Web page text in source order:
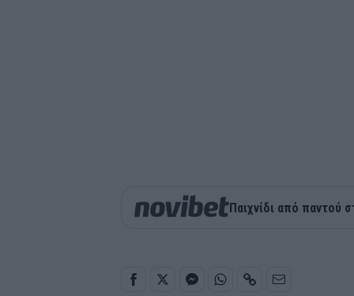
Παιχνίδι από παντού